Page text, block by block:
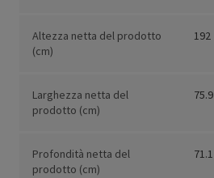
Altezza netta del prodotto
(cm)
192
Larghezza netta del
prodotto (cm)
75.9
Profondità netta del
prodotto (cm)
71.1